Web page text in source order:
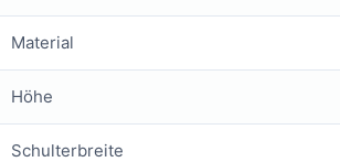
Material
Höhe
Schulterbreite